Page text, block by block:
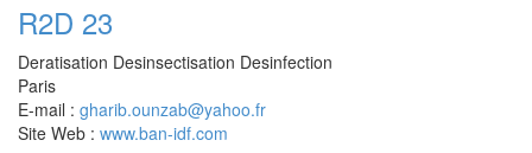
R2D 23
Deratisation Desinsectisation Desinfection
Paris
E-mail : gharib.ounzab@yahoo.fr
Site Web : www.ban-idf.com